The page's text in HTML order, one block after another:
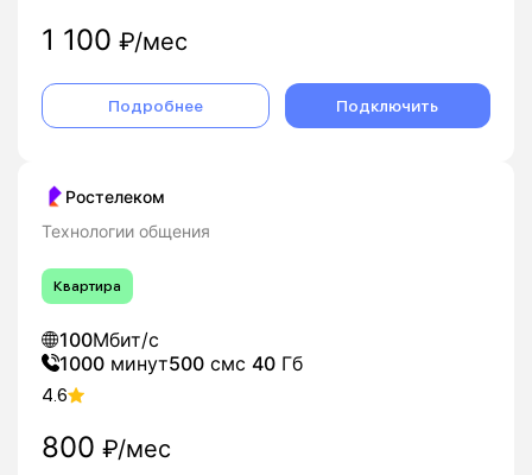
1 100 ₽/мес
Подробнее Подключить
Ростелеком
Технологии общения
Квартира
100Мбит/с
1000 минут500 смс 40 Гб
4.6
800 ₽/мес